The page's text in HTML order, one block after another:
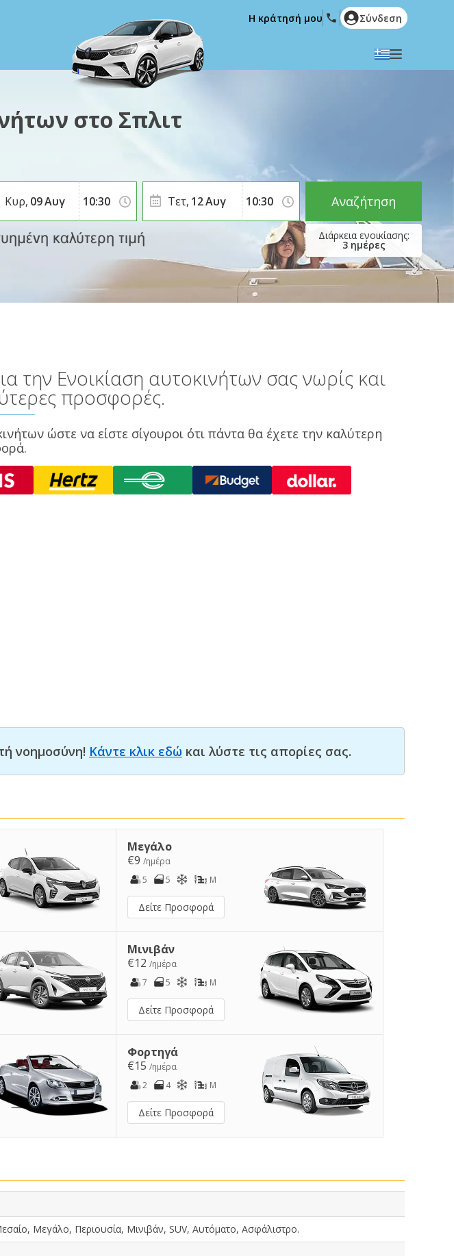
English (US)
Polski
Română
Ελληνικά
Hrvatski
العربية
Η κράτησή μου Σύνδεση
στο Σπλιτ
Κυρ, 09Αυγ
3 ημέρες
Τετ, 12Αυγ Αναζήτηση
την Ενοικίαση αυτοκινήτων σας νωρίς και
προσφορές.
ώστε να είστε σίγουροι ότι πάντα θα έχετε την καλύτερη
νοημοσύνη! Κάντε κλικ εδώ και λύστε τις απορίες σας.
Μεγάλο
€9 /ημέρα
5
5 M
Δείτε Προσφορά
Μινιβάν
€12 /ημέρα
7
5 M
Δείτε Προσφορά
Φορτηγά
€15 /ημέρα
2
4 M
Δείτε Προσφορά
Μεγάλο, Περιουσία, Μινιβάν, SUV, Αυτόματο, Ασφάλιστρο.